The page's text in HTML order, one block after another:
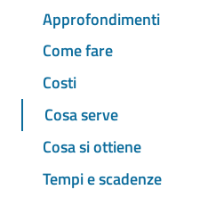
Approfondimenti
Come fare
Costi
Cosa serve
Cosa si ottiene
Tempi e scadenze